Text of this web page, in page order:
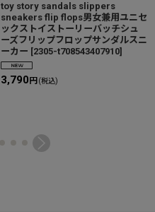
toy story sandals slippers
sneakers flip flops男女兼用ユニセ
ックストイストーリーバッチシュ
ーズフリップフロップサンダルスニ
ーカー [2305-t708543407910]
3,790 円 (税込)